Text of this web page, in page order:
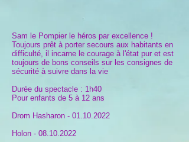
Sam le Pompier le héros par excellence !
Toujours prêt à porter secours aux habitants en
difficulté, il incarne le courage à l'état pur et est
toujours de bons conseils sur les consignes de
sécurité à suivre dans la vie
Durée du spectacle : 1h40
Pour enfants de 5 à 12 ans
Drom Hasharon - 01.10.2022
Holon - 08.10.2022